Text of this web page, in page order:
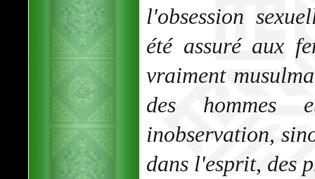
l'obsession
été assuré aux
vraiment
des hommes
inobservation,
dans l'esprit, des